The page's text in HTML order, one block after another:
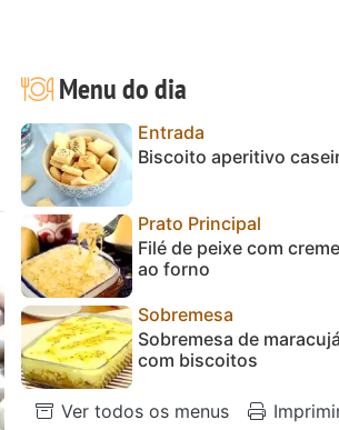
Menu do dia
Entrada
Biscoito aperitivo
Prato Principal
Filé de peixe com creme
ao forno
Sobremesa
Sobremesa de maracujá
com biscoitos
Ver todos os menus